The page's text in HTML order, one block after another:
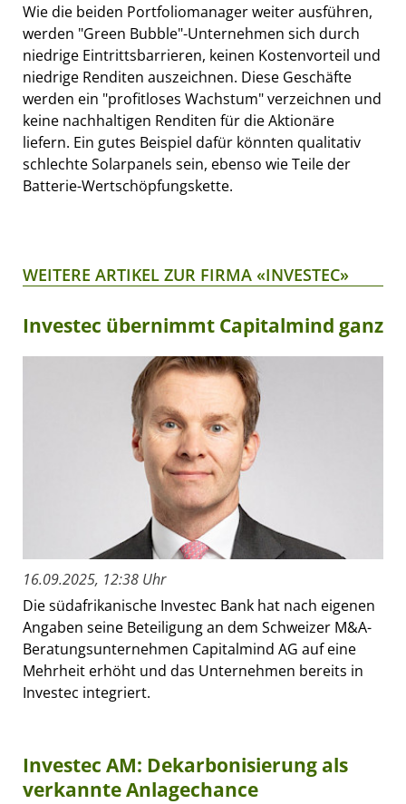
Wie die beiden Portfoliomanager weiter ausführen,
werden "Green Bubble"-Unternehmen sich durch
niedrige Eintrittsbarrieren, keinen Kostenvorteil und
niedrige Renditen auszeichnen. Diese Geschäfte
werden ein "profitloses Wachstum" verzeichnen und
keine nachhaltigen Renditen für die Aktionäre
liefern. Ein gutes Beispiel dafür könnten qualitativ
schlechte Solarpanels sein, ebenso wie Teile der
Batterie-Wertschöpfungskette.
WEITERE ARTIKEL ZUR FIRMA «INVESTEC»
Investec übernimmt Capitalmind ganz
16.09.2025, 12:38 Uhr
Die südafrikanische Investec Bank hat nach eigenen
Angaben seine Beteiligung an dem Schweizer M&A-
Beratungsunternehmen Capitalmind AG auf eine
Mehrheit erhöht und das Unternehmen bereits in
Investec integriert.
Investec AM: Dekarbonisierung als
verkannte Anlagechance